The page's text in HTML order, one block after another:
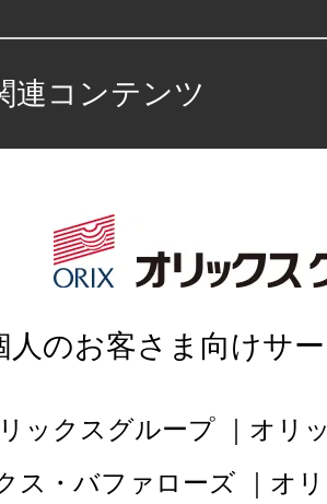
連コンテンツ
人のお客さま向けサ
ックスグループ
オリ
ス・バファローズ
オ